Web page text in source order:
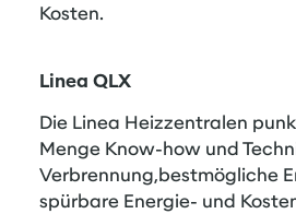
Kosten.
Linea QLX
Die Linea Heizzentralen
Menge Know-how und
Verbrennung,bestmögliche
spürbare Energie- und